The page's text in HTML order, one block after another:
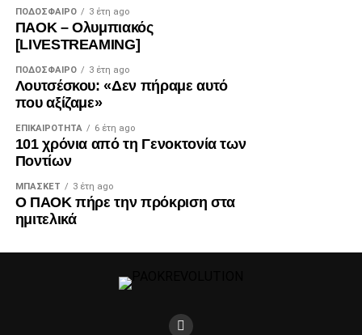
ΠΟΔΌΣΦΑΙΡΟ 3 έτη ago
ΠΑΟΚ – Ολυμπιακός
[LIVESTREAMING]
ΠΟΔΌΣΦΑΙΡΟ 3 έτη ago
Λουτσέσκου: «Δεν πήραμε αυτό
που αξίζαμε»
ΕΠΙΚΑΙΡΌΤΗΤΑ 6 έτη ago
101 χρόνια από τη Γενοκτονία των
Ποντίων
ΜΠΆΣΚΕΤ 3 έτη ago
Ο ΠΑΟΚ πήρε την πρόκριση στα
ημιτελικά